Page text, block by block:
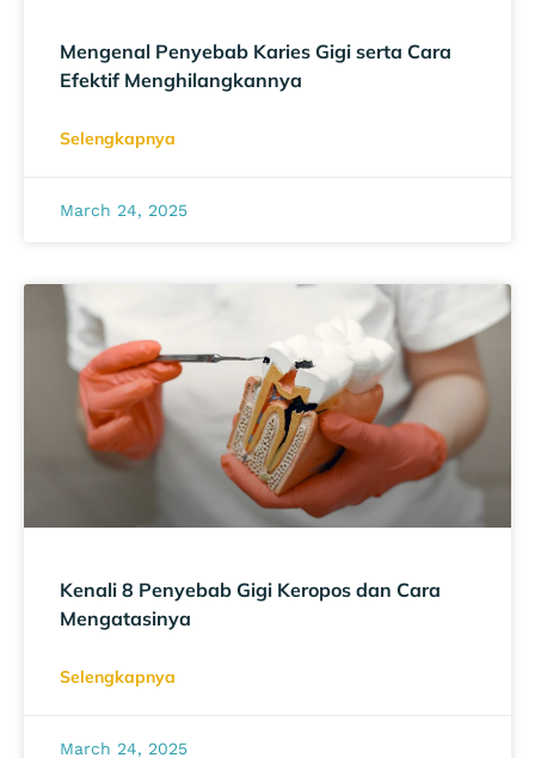
Mengenal Penyebab Karies Gigi serta Cara
Efektif Menghilangkannya
Selengkapnya
March 24, 2025
Kenali 8 Penyebab Gigi Keropos dan Cara
Mengatasinya
Selengkapnya
March 24, 2025